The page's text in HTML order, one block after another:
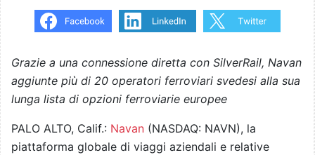
Grazie a una connessione diretta con SilverRail, Navan
aggiunte più di 20 operatori ferroviari svedesi alla sua
lunga lista di opzioni ferroviarie europee
PALO ALTO, Calif.: Navan (NASDAQ: NAVN), la
piattaforma globale di viaggi aziendali e relative